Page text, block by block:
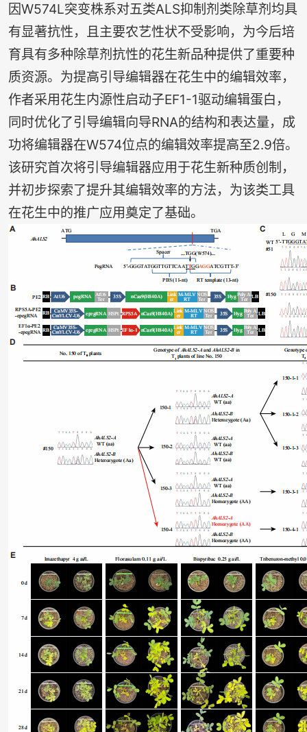
因W574L突变株系对五类ALS抑制剂类除草剂均具
有显著抗性，且主要农艺性状不受影响，为今后培
育具有多种除草剂抗性的花生新品种提供了重要种
质资源。为提高引导编辑器在花生中的编辑效率，
作者采用花生内源性启动子EF1-1驱动编辑蛋白，
同时优化了引导编辑向导RNA的结构和表达量，成
功将编辑器在W574位点的编辑效率提高至2.9倍。
该研究首次将引导编辑器应用于花生新种质创制，
并初步探索了提升其编辑效率的方法，为该类工具
在花生中的推广应用奠定了基础。